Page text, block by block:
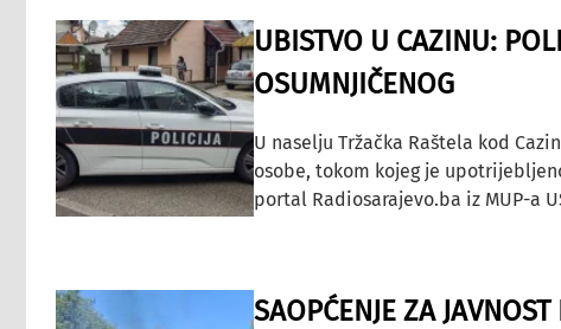
UBISTVO U CAZINU:
OSUMNJIČENOG
U naselju Tržačka Raštela kod
osobe, tokom kojeg je
portal Radiosarajevo.ba iz MUP-a
SAOPĆENJE ZA